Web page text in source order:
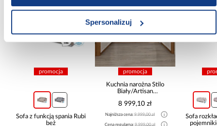
Spersonalizuj
promocja
Biały/Artisan
265x300x180 Cm
8 999,10 zł
Najniższa cena:9 999,00 zł
Cena regularna:
promocja
Sofa rozkładana Foster z
pojemnikiem beżowa